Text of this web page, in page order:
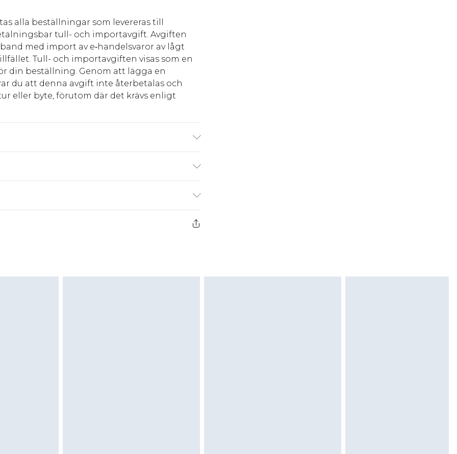
alla beställningar som levereras till
tull- och importavgift. Avgiften
med import av e‑handelsvaror av lågt
Tull- och importavgiften visas som en
din beställning. Genom att lägga en
du att denna avgift inte återbetalas och
eller byte, förutom där det krävs enligt
kr80
kr239
badkläder eller underkläder om